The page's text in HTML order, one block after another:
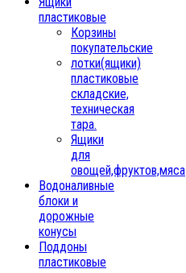
пластиковые
Корзины
покупательские
лотки(ящики)
пластиковые
складские,
техническая
тара.
Ящики
для
овощей,фруктов,мяса
Водоналивные
блоки и
дорожные
конусы
Поддоны
пластиковые